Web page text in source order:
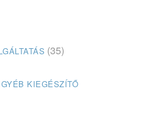
(35)
KIEGÉSZÍTŐ